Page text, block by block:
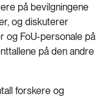
på bevilgningene
og diskuterer
og FoU-personale på
på den andre
forskere og